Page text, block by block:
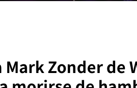
Zonder de